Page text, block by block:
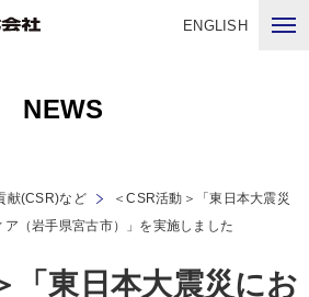
ENGLISH
NEWS
献(CSR)など
＜CSR活動＞「東日本大震災
（岩手県宮古市）」を実施しました
「東日本大震災にお